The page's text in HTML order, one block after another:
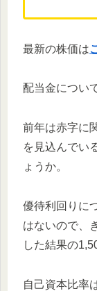
最新の株価は
配当金につい
前年は赤字に
を見込んでい
ょうか。
優待利回りに
はないので、
した結果の
自己資本比率